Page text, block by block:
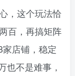
，这个玩法恰
百，再搞矩阵
店铺，稳定
也不是难事，